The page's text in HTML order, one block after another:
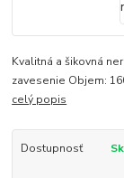
Kvalitná a šikovná
zavesenie Objem:
celý popis
Dostupnosť